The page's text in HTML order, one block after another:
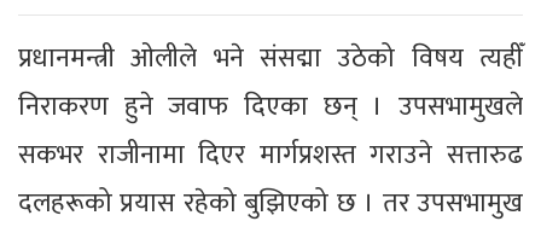
प्रधानमन्त्री ओलीले भने संसद्मा उठेको विषय त्यहीँ
निराकरण हुने जवाफ दिएका छन् । उपसभामुखले
सकभर राजीनामा दिएर मार्गप्रशस्त गराउने सत्तारुढ
दलहरूको प्रयास रहेको बुझिएको छ । तर उपसभामुख